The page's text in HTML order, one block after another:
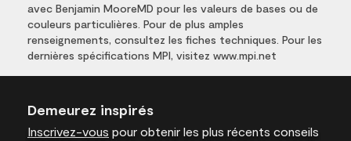
avec Benjamin MooreMD pour les valeurs de bases ou de
couleurs particulières. Pour de plus amples
renseignements, consultez les fiches techniques. Pour les
dernières spécifications MPI, visitez www.mpi.net
Demeurez inspirés
Inscrivez-vous pour obtenir les plus récents conseils